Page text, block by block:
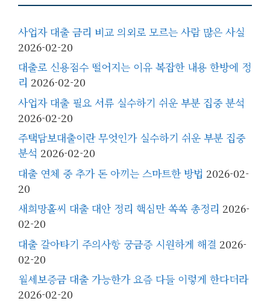
사업자 대출 금리 비교 의외로 모르는 사람 많은 사실
2026-02-20
대출로 신용점수 떨어지는 이유 복잡한 내용 한방에 정
리 2026-02-20
사업자 대출 필요 서류 실수하기 쉬운 부분 집중 분석
2026-02-20
주택담보대출이란 무엇인가 실수하기 쉬운 부분 집중
분석 2026-02-20
대출 연체 중 추가 돈 아끼는 스마트한 방법 2026-02-
20
새희망홀씨 대출 대안 정리 핵심만 쏙쏙 총정리 2026-
02-20
대출 갈아타기 주의사항 궁금증 시원하게 해결 2026-
02-20
월세보증금 대출 가능한가 요즘 다들 이렇게 한다더라
2026-02-20